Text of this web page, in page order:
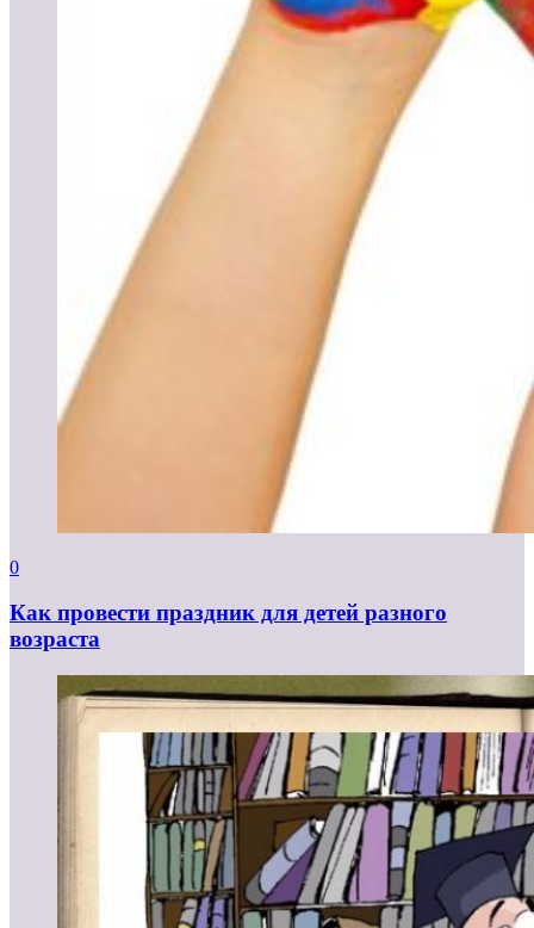
0
Как провести праздник для детей разного
возраста